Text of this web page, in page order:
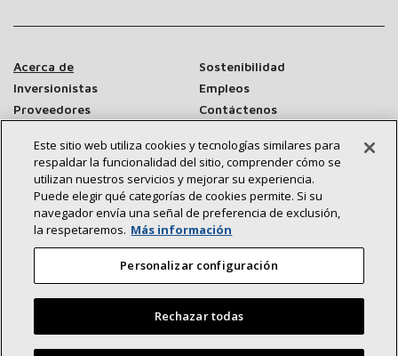
Acerca de
Sostenibilidad
Inversionistas
Empleos
Proveedores
Contáctenos
Conéctese con nosotros:
Declaración de accesibilidad
Privacidad
Este sitio web utiliza cookies y tecnologías similares para
respaldar la funcionalidad del sitio, comprender cómo se
utilizan nuestros servicios y mejorar su experiencia.
Puede elegir qué categorías de cookies permite. Si su
navegador envía una señal de preferencia de exclusión,
la respetaremos. Más información
Personalizar configuración
Rechazar todas